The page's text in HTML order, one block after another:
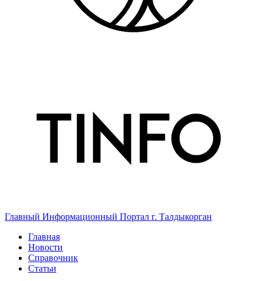
Главный Информационный Портал г. Талдыкорган
Главная
Новости
Справочник
Статьи